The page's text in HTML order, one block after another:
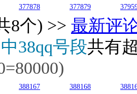
377878 377879
8个) >> 最新评
38qq号段共有
388167 388168